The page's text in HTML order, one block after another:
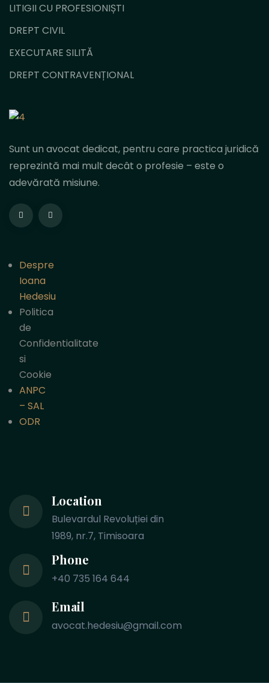
LITIGII CU PROFESIONIȘTI
DREPT CIVIL
EXECUTARE SILITĂ
DREPT CONTRAVENȚIONAL
Sunt un avocat dedicat, pentru care practica juridică
reprezintă mai mult decât o profesie – este o
adevărată misiune.
Despre
Ioana
Hedesiu
Politica
de
Confidentialitate
si
Cookie
ANPC
– SAL
ODR
Location
Bulevardul Revoluției din
1989, nr.7, Timisoara
Phone
+40 735 164 644
Email
avocat.hedesiu@gmail.com